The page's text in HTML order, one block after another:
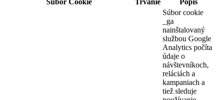
Súbor Cookie
Trvanie Popis
Súbor cookie
_ga
nainštalovaný
službou Google
Analytics počíta
údaje o
návštevníkoch,
reláciách a
kampaniach a
tiež sleduje